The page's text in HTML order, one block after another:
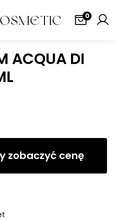
0
ACQUA DI
zobaczyć cenę